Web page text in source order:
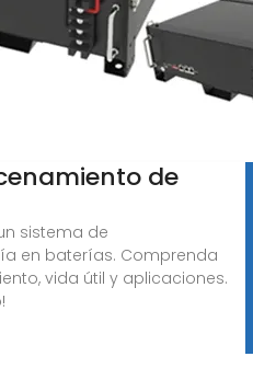
de
sistema de
en baterías. Comprenda
vida útil y aplicaciones.